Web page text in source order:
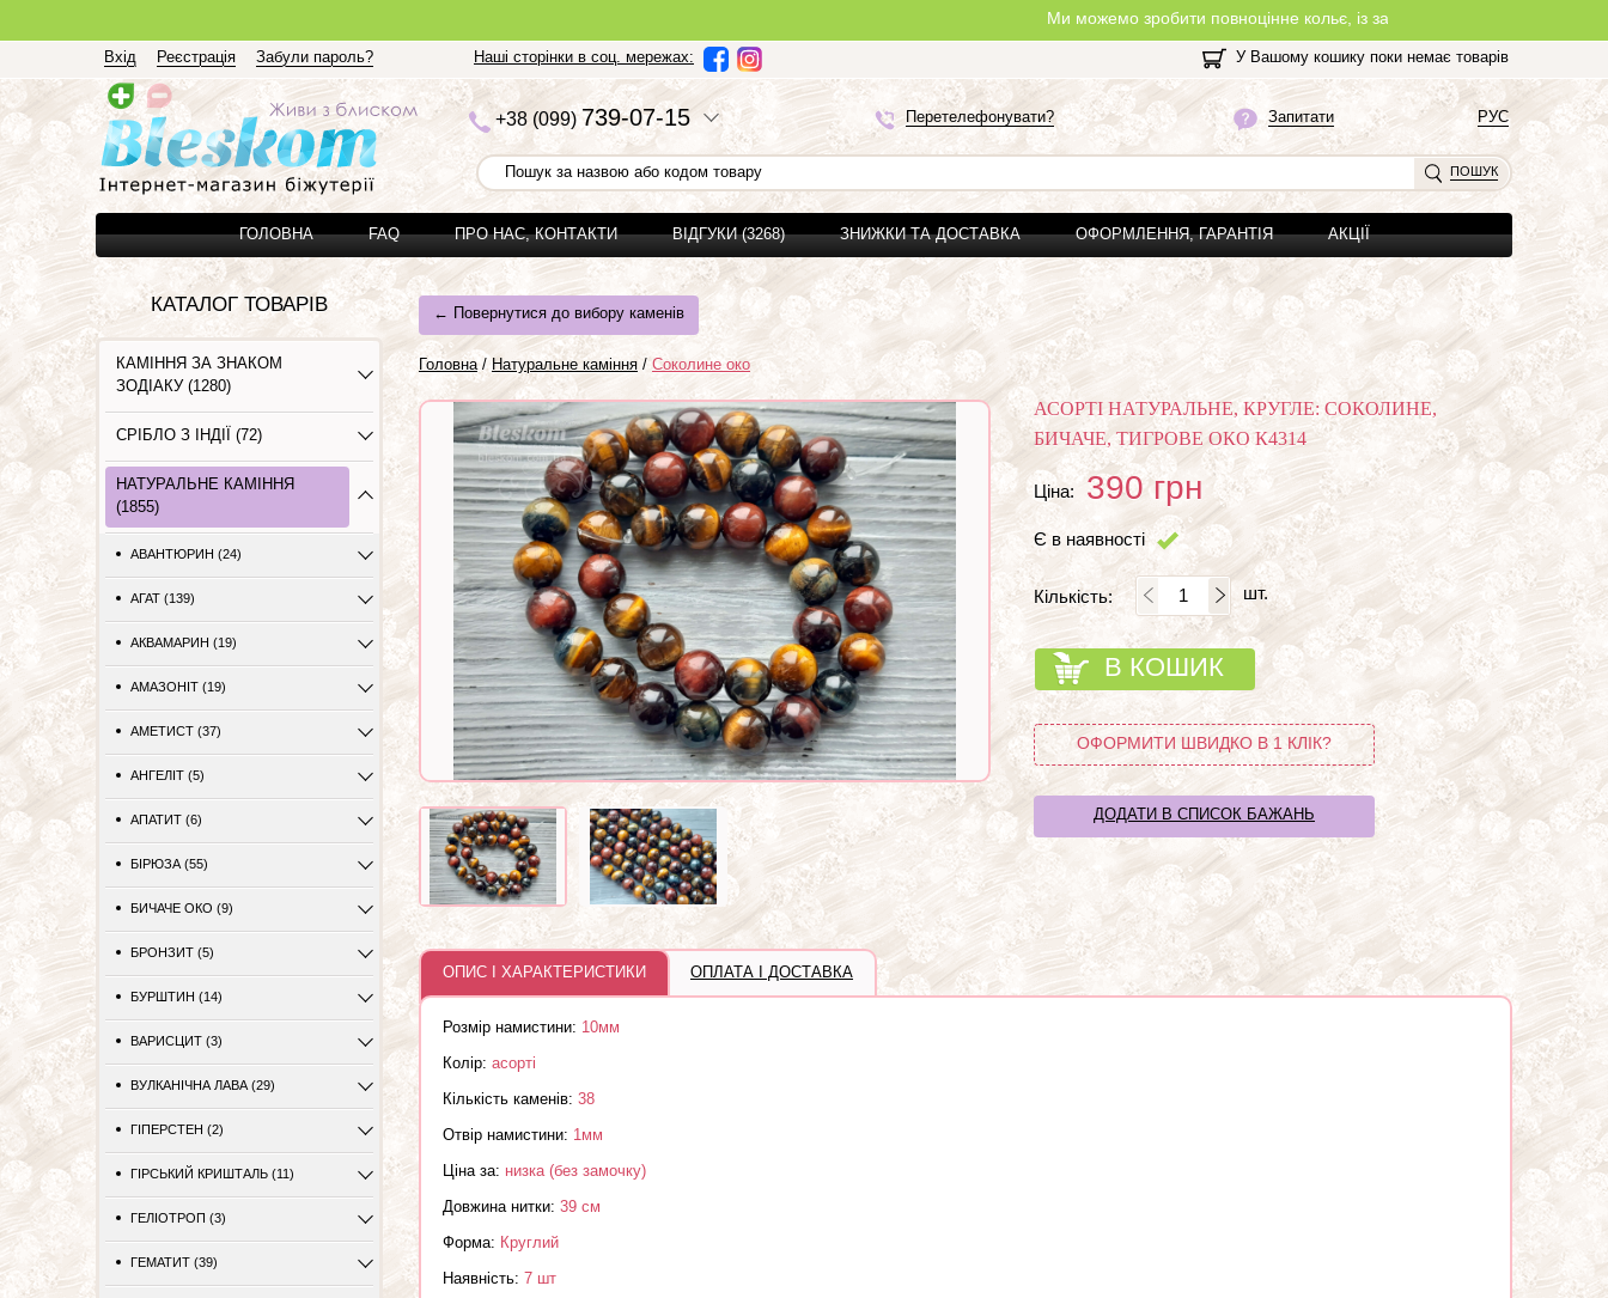
Ми можемо зробити повноцінне кольє, із замочком, з будь-якої нитки, яку Ви
Вхід Реєстрація Забули пароль? Наші сторінки в соц. мережах: У Вашому кошику поки немає товарів
+38 (099)739-07-15 Запитати
Перетелефонувати? РУС
ПОШУК
ГОЛОВНА FAQ ПРО НАС, КОНТАКТИ ВІДГУКИ (3268) ЗНИЖКИ ТА ДОСТАВКА ОФОРМЛЕННЯ, ГАРАНТІЯ АКЦІЇ
КАТАЛОГ ТОВАРІВ
КАМІННЯ ЗА ЗНАКОМ
ЗОДІАКУ (1280)
СРІБЛО З ІНДІЇ (72)
НАТУРАЛЬНЕ КАМІННЯ
(1855)
АВАНТЮРИН (24)
АГАТ (139)
АКВАМАРИН (19)
АМАЗОНІТ (19)
АМЕТИСТ (37)
АНГЕЛІТ (5)
АПАТИТ (6)
БІРЮЗА (55)
БИЧАЧЕ ОКО (9)
БРОНЗИТ (5)
БУРШТИН (14)
ВАРИСЦИТ (3)
ВУЛКАНІЧНА ЛАВА (29)
ГІПЕРСТЕН (2)
ГІРСЬКИЙ КРИШТАЛЬ (11)
ГЕЛІОТРОП (3)
ГЕМАТИТ (39)
← Повернутися до вибору каменів
Головна / Натуральне каміння / Соколине око
АСОРТІ НАТУРАЛЬНЕ, КРУГЛЕ: СОКОЛИНЕ,
БИЧАЧЕ, ТИГРОВЕ ОКО К4314
Ціна: 390грн
Є в наявності
Кількість: шт.
В КОШИК
ОФОРМИТИ ШВИДКО В 1 КЛІК?
ДОДАТИ В СПИСОК БАЖАНЬ
ОПИС І ХАРАКТЕРИСТИКИ ОПЛАТА І ДОСТАВКА
Розмір намистини: 10мм
Колір: асорті
Кількість каменів: 38
Отвір намистини: 1мм
Ціна за: низка (без замочку)
Довжина нитки: 39 см
Форма: Круглий
Наявність: 7 шт